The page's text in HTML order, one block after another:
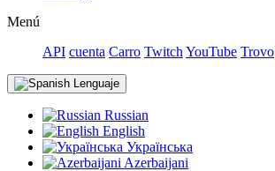
Menú
API cuenta Carro Twitch YouTube Trovo
Lenguaje
Russian
English
Українська
Azerbaijani